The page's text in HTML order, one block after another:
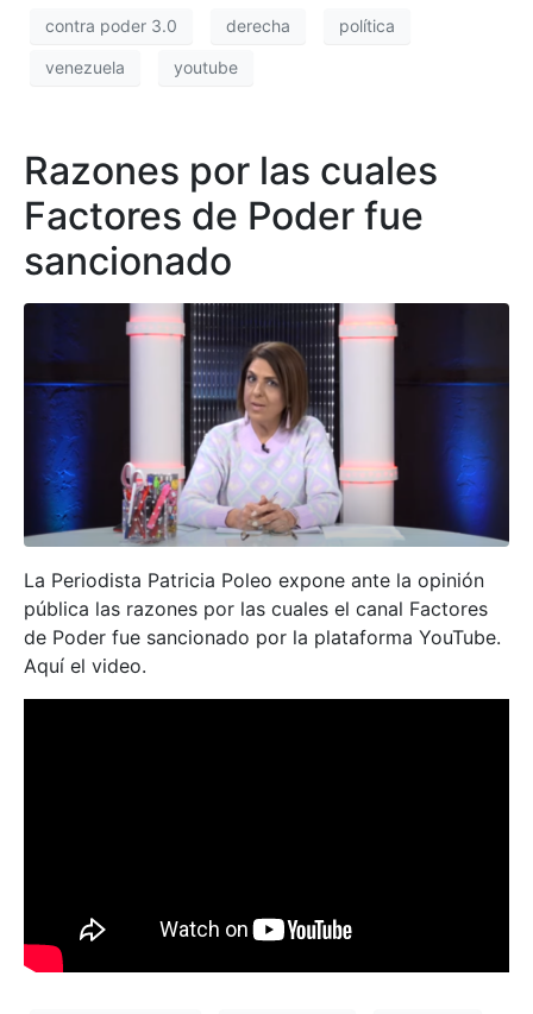
contra poder 3.0 derecha política
venezuela youtube
Razones por las cuales
Factores de Poder fue
sancionado
La Periodista Patricia Poleo expone ante la opinión
pública las razones por las cuales el canal Factores
de Poder fue sancionado por la plataforma YouTube.
Aquí el video.